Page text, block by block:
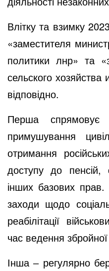
Влітку та взимку
«заместителя
политики лнр» та
сельского
відповідно.
Перша спрямовує
примушування
отримання
доступу до пенсій,
інших базових прав.
заходи щодо
реабілітації
час ведення збройної
Інша ‒ регулярно